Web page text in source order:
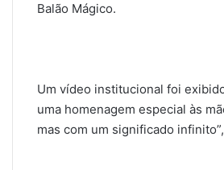
Balão Mágico.
Um vídeo institucional foi
uma homenagem especial às
mas com um significado